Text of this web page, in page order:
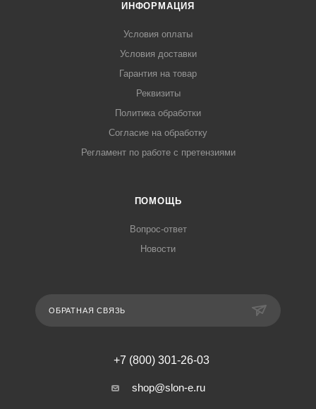
ИНФОРМАЦИЯ
Условия оплаты
Условия доставки
Гарантия на товар
Реквизиты
Политика обработки
Согласие на обработку
Регламент по работе с претензиями
ПОМОЩЬ
Вопрос-ответ
Новости
ОБРАТНАЯ СВЯЗЬ
+7 (800) 301-26-03
shop@slon-e.ru